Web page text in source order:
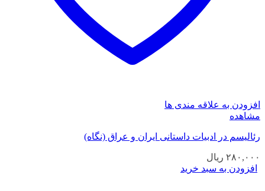
افزودن به علاقه مندی ها
مشاهده
رئالیسم در ادبیات داستانی ایران و عراق (نگاه)
۲۸۰,۰۰۰ ریال
افزودن به سبد خرید